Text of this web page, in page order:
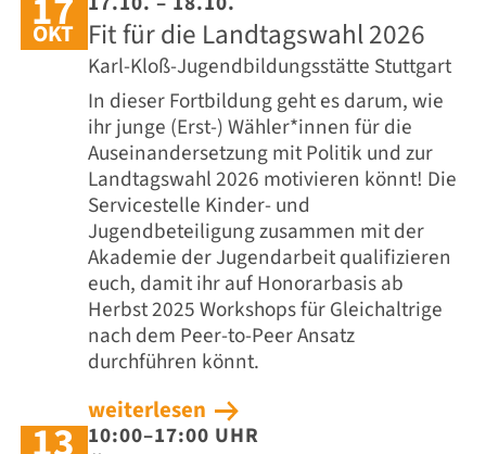
17
OKT Fit für die Landtagswahl 2026
Karl-Kloß-Jugendbildungsstätte Stuttgart
In dieser Fortbildung geht es darum, wie
ihr junge (Erst-) Wähler*innen für die
Auseinandersetzung mit Politik und zur
Landtagswahl 2026 motivieren könnt! Die
Servicestelle Kinder- und
Jugendbeteiligung zusammen mit der
Akademie der Jugendarbeit qualifizieren
euch, damit ihr auf Honorarbasis ab
Herbst 2025 Workshops für Gleichaltrige
nach dem Peer-to-Peer Ansatz
durchführen könnt.
weiterlesen
10:00–17:00 UHR